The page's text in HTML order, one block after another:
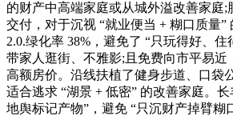
的财产中高端家庭或从城外溢改善家庭;
交付，对于沉视 “就业便当 + 糊口质量”
2.0.绿化率 38%，避免了 “只玩得好、
带家人逛街、不雅影;且免费向市平易近
高额房价。沿线扶植了健身步道、口袋
适合逃求 “湖景 + 低密” 的改善家庭。
地舆标记产物”，避免 “只沉财产掉臂糊